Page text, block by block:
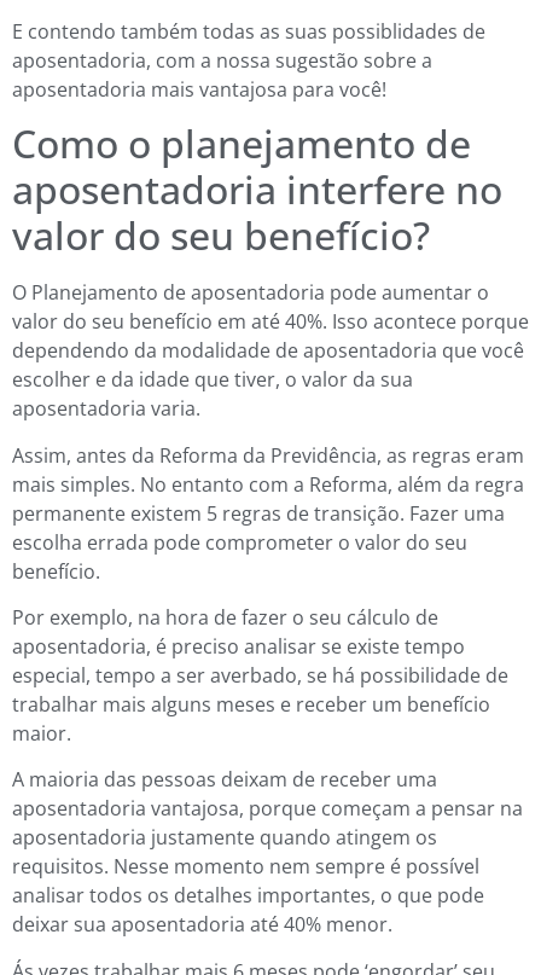
E contendo também todas as suas possiblidades de
aposentadoria, com a nossa sugestão sobre a
aposentadoria mais vantajosa para você!
Como o planejamento de
aposentadoria interfere no
valor do seu benefício?
O Planejamento de aposentadoria pode aumentar o
valor do seu benefício em até 40%. Isso acontece porque
dependendo da modalidade de aposentadoria que você
escolher e da idade que tiver, o valor da sua
aposentadoria varia.
Assim, antes da Reforma da Previdência, as regras eram
mais simples. No entanto com a Reforma, além da regra
permanente existem 5 regras de transição. Fazer uma
escolha errada pode comprometer o valor do seu
benefício.
Por exemplo, na hora de fazer o seu cálculo de
aposentadoria, é preciso analisar se existe tempo
especial, tempo a ser averbado, se há possibilidade de
trabalhar mais alguns meses e receber um benefício
maior.
A maioria das pessoas deixam de receber uma
aposentadoria vantajosa, porque começam a pensar na
aposentadoria justamente quando atingem os
requisitos. Nesse momento nem sempre é possível
analisar todos os detalhes importantes, o que pode
deixar sua aposentadoria até 40% menor.